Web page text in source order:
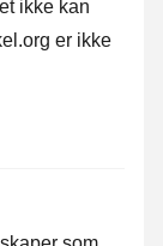
ikke kan
er ikke